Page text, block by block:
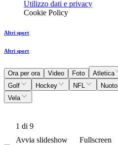
Utilizzo dati e privacy
Cookie Policy
Altri sport
Altri sport
Ora per ora Video Foto Atletica
Golf
Hockey NFL Nuoto
Vela
1 di 9
Avvia slideshow
Fullscreen